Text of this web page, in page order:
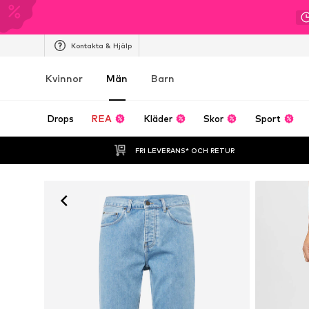
Kontakta & Hjälp
Kvinnor Män Barn
Drops REA Kläder Skor Sport
FRI LEVERANS* OCH RETUR